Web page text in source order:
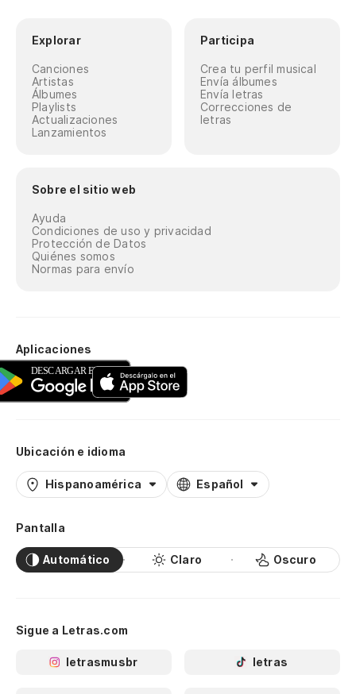
Explorar
Canciones
Artistas
Álbumes
Playlists
Actualizaciones
Lanzamientos
Participa
Crea tu perfil musical
Envía álbumes
Envía letras
Correcciones de
letras
Sobre el sitio web
Ayuda
Condiciones de uso y privacidad
Protección de Datos
Quiénes somos
Normas para envío
Aplicaciones
Ubicación e idioma
Hispanoamérica Español
Pantalla
Automático Claro Oscuro
Sigue a Letras.com
letrasmusbr letras